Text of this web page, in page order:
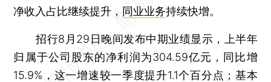
净收入占比继续提升， 同业业务持续快增。
招行8月29日晚间发布中期业绩显示，上半年
归属于公司股东的净利润为304.59亿元，同比增
15.9%，这一增速较一季度提升1.1个百分点；基本